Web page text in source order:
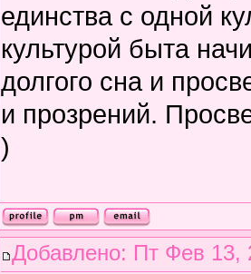
единства с одной
культурой быта
долгого сна и
и прозрений.
)
Добавлено: Пт Фев 13,